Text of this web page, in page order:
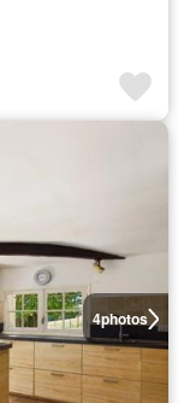
4photos